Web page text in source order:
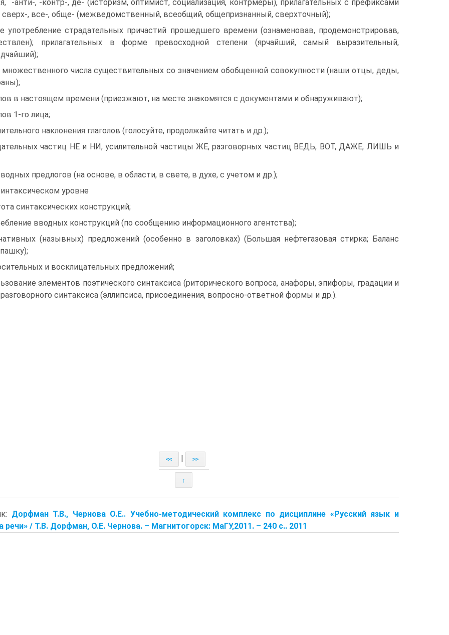
-анти-, -контр-, де- (историзм, оптимист, социализация, контрмеры), прилагательных с префиксами
, все-, обще- (межведомственный, всеобщий, общепризнанный, сверхточный);
употребление страдательных причастий прошедшего времени (ознаменовав, продемонстрировав,
прилагательных в форме превосходной степени (ярчайший, самый выразительный,
числа существительных со значением обобщенной совокупности (наши отцы, деды,
в настоящем времени (приезжают, на месте знакомятся с документами и обнаруживают);
1-го лица;
наклонения глаголов (голосуйте, продолжайте читать и др.);
частиц НЕ и НИ, усилительной частицы ЖЕ, разговорных частиц ВЕДЬ, ВОТ, ДАЖЕ, ЛИШЬ и
предлогов (на основе, в области, в свете, в духе, с учетом и др.);
уровне
синтаксических конструкций;
вводных конструкций (по сообщению информационного агентства);
(назывных) предложений (особенно в заголовках) (Большая нефтегазовая стирка; Баланс
и восклицательных предложений;
элементов поэтического синтаксиса (риторического вопроса, анафоры, эпифоры, градации и
синтаксиса (эллипсиса, присоединения, вопросно-ответной формы и др.).
<< >>
↑
Дорфман Т.В., Чернова О.Е.. Учебно-методический комплекс по дисциплине «Русский язык и
речи» / Т.В. Дорфман, О.Е. Чернова. – Магнитогорск: МаГУ,2011. – 240 с.. 2011